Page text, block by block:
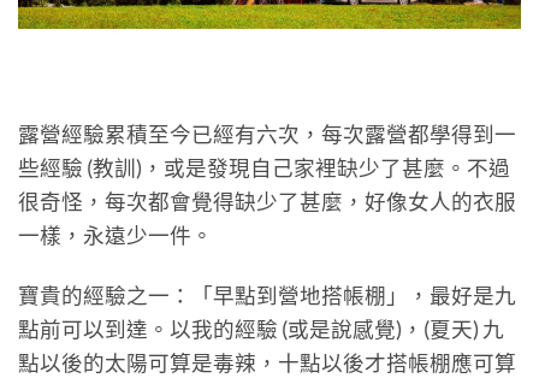
露營經驗累積至今已經有六次，每次露營都學得到一
些經驗 (教訓)，或是發現自己家裡缺少了甚麼。不過
很奇怪，每次都會覺得缺少了甚麼，好像女人的衣服
一樣，永遠少一件。
寶貴的經驗之一：「早點到營地搭帳棚」，最好是九
點前可以到達。以我的經驗 (或是說感覺)，(夏天) 九
點以後的太陽可算是毒辣，十點以後才搭帳棚應可算